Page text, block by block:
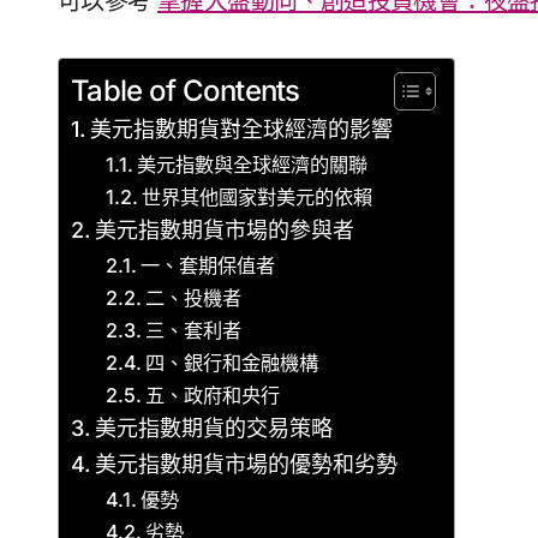
Table of Contents
美元指數期貨對全球經濟的影響
美元指數與全球經濟的關聯
世界其他國家對美元的依賴
美元指數期貨市場的參與者
一、套期保值者
二、投機者
三、套利者
四、銀行和金融機構
五、政府和央行
美元指數期貨的交易策略
美元指數期貨市場的優勢和劣勢
優勢
劣勢